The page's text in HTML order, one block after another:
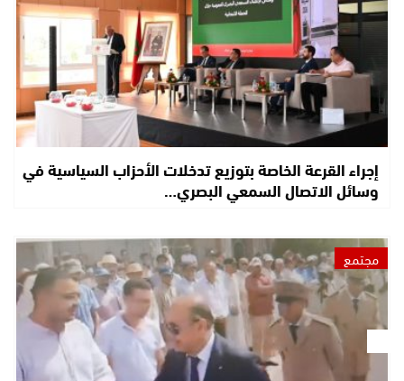
إجراء القرعة الخاصة بتوزيع تدخلات الأحزاب السياسية في
وسائل الاتصال السمعي البصري…
مجتمع